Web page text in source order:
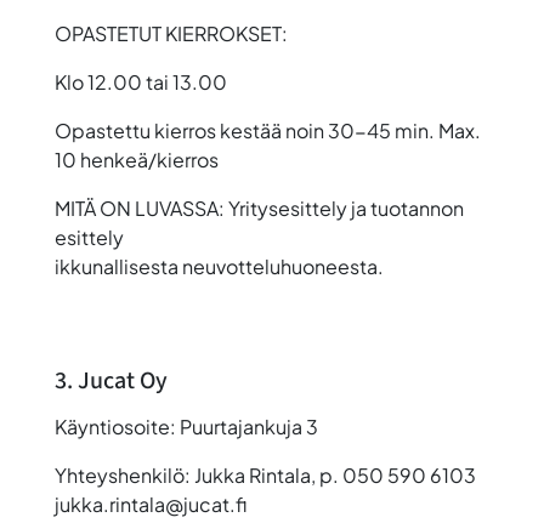
OPASTETUT KIERROKSET:
Klo 12.00 tai 13.00
Opastettu kierros kestää noin 30-45 min. Max.
10 henkeä/kierros
MITÄ ON LUVASSA: Yritysesittely ja tuotannon
esittely
ikkunallisesta neuvotteluhuoneesta.
3. Jucat Oy
Käyntiosoite: Puurtajankuja 3
Yhteyshenkilö: Jukka Rintala, p. 050 590 6103
jukka.rintala@jucat.fi